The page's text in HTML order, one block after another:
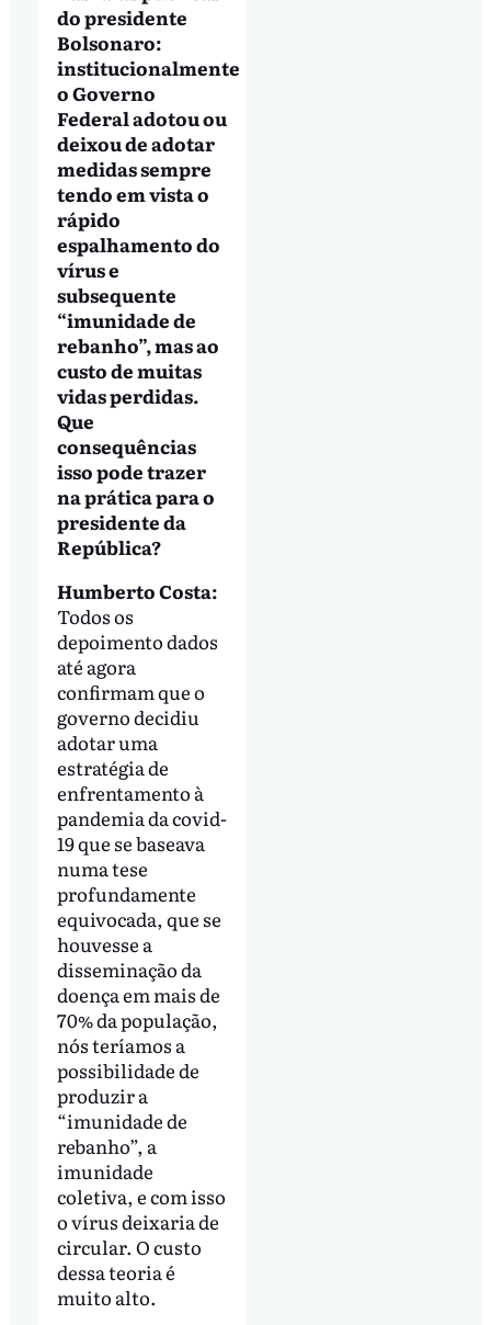
do presidente
Bolsonaro:
institucionalmente
o Governo
Federal adotou ou
deixou de adotar
medidas sempre
tendo em vista o
rápido
espalhamento do
vírus e
subsequente
“imunidade de
rebanho”, mas ao
custo de muitas
vidas perdidas.
Que
consequências
isso pode trazer
na prática para o
presidente da
República?
Humberto Costa:
Todos os
depoimento dados
até agora
confirmam que o
governo decidiu
adotar uma
estratégia de
enfrentamento à
pandemia da covid-
19 que se baseava
numa tese
profundamente
equivocada, que se
houvesse a
disseminação da
doença em mais de
70% da população,
nós teríamos a
possibilidade de
produzir a
“imunidade de
rebanho”, a
imunidade
coletiva, e com isso
o vírus deixaria de
circular. O custo
dessa teoria é
muito alto.